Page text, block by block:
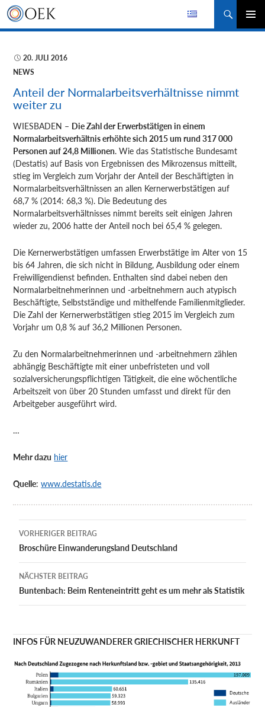
Suchen
ZUM
20. JULI 2016
NEWS
Anteil der Normalarbeitsverhältnisse nimmt
weiter zu
WIESBADEN – Die Zahl der Erwerbstätigen in einem
Normalarbeitsverhältnis erhöhte sich 2015 um rund 317 000
Personen auf 24,8 Millionen. Wie das Statistische Bundesamt
(Destatis) auf Basis von Ergebnissen des Mikrozensus mitteilt,
stieg im Vergleich zum Vorjahr der Anteil der Beschäftigten in
Normalarbeitsverhältnissen an allen Kernerwerbstätigen auf
68,7 % (2014: 68,3 %). Die Bedeutung des
Normalarbeitsverhältnisses nimmt bereits seit einigen Jahren
wieder zu, 2006 hatte der Anteil noch bei 65,4 % gelegen.
Die Kernerwerbstätigen umfassen Erwerbstätige im Alter von 15
bis 64 Jahren, die sich nicht in Bildung, Ausbildung oder einem
Freiwilligendienst befinden. Enthalten sind dabei neben den
Normalarbeitnehmerinnen und -arbeitnehmern auch atypisch
Beschäftigte, Selbstständige und mithelfende Familienmitglieder.
Die Zahl der Kernerwerbstätigen stieg 2015 im Vergleich zum
Vorjahr um 0,8 % auf 36,2 Millionen Personen.
Zu den Normalarbeitnehmerinnen und -arbeitnehmern zählen
abhängig Beschäftigte mit einer unbefristeten und voll
sozialversicherungspflichtigen Tätigkeit, die eine wöchentliche
Arbeitszeit von über 20 Stunden umfasst und direkt für den
Arbeitgeber ausgeführt wird.
…
Mehr dazu hier
Quelle:www.destatis.de
Beitragsnavigation
VORHERIGER BEITRAG
Broschüre Einwanderungsland Deutschland
NÄCHSTER BEITRAG
Buntenbach: Beim Renteneintritt geht es um mehr als Statistik
INFOS FÜR NEUZUWANDERER GRIECHISCHER HERKUNFT